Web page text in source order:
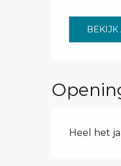
BEKIJK
Heel het